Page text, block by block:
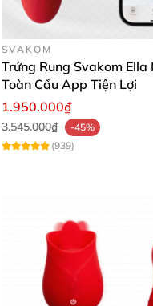
SVAKOM
Trứng Rung Svakom Ella
Toàn Cầu App Tiện Lợi
1.950.000₫
3.545.000₫
-45%
(939)